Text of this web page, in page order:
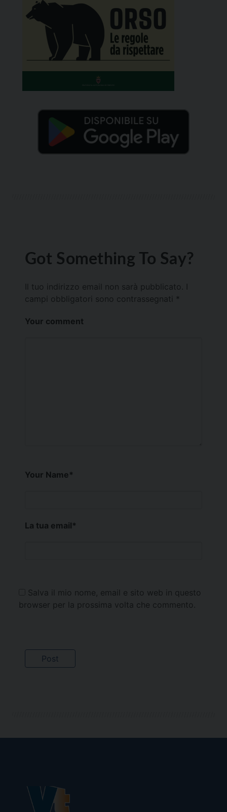
Got Something To Say?
Il tuo indirizzo email non sarà pubblicato.
campi obbligatori sono contrassegnati *
Your comment
Your Name*
La tua email*
Salva il mio nome, email e sito web in questo
browser per la prossima volta che commento.